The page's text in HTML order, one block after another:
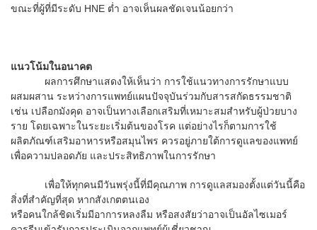
ขณะที่ผู้ที่มีระดับ HNE ต่ำ อาจเห็นผลชัดเจนน้อยกว่า
แนวโน้มในอนาคต
ผลการศึกษาแสดงให้เห็นว่า การใช้แนวทางการรักษาแบบ
ผสมผสาน ระหว่างการแพทย์แผนปัจจุบันร่วมกับสารสกัดธรรมชาติ
เช่น เปลือกมังคุด อาจเป็นทางเลือกเสริมที่เหมาะสมสำหรับผู้ป่วยบาง
ราย โดยเฉพาะในระยะเริ่มต้นของโรค แต่อย่างไรก็ตามการใช้
ผลิตภัณฑ์เสริมอาหารหรือสมุนไพร ควรอยู่ภายใต้การดูแลของแพทย์
เพื่อความปลอดภัย และประสิทธิภาพในการรักษา
เพื่อให้ทุกคนมีวันพรุ่งนี้ที่มีคุณภาพ การดูแลสมองตั้งแต่วันนี้คือ
สิ่งที่สำคัญที่สุด หากสังเกตตนเอง
หรือคนใกล้ชิดเริ่มมีอาการหลงลืม หรือสงสัยว่าอาจเป็นอัลไซเมอร์